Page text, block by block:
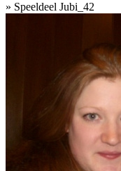
» Speeldeel Jubi_42